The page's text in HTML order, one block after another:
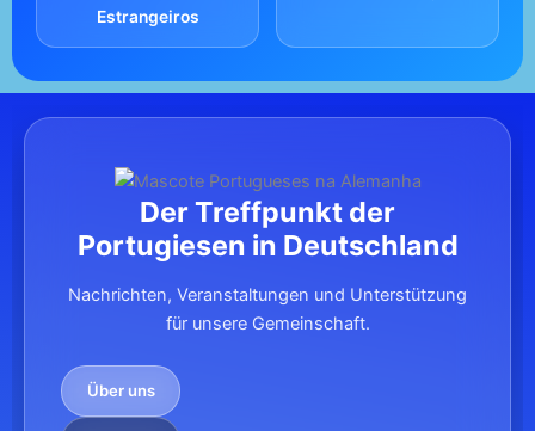
Estrangeiros
Der Treffpunkt der
Portugiesen in Deutschland
Nachrichten, Veranstaltungen und Unterstützung
für unsere Gemeinschaft.
Über uns